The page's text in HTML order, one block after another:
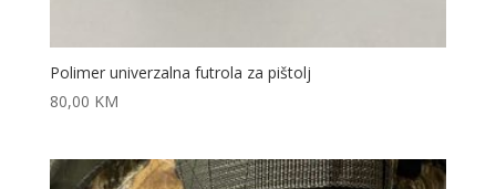
Polimer univerzalna futrola za pištolj
80,00 KM